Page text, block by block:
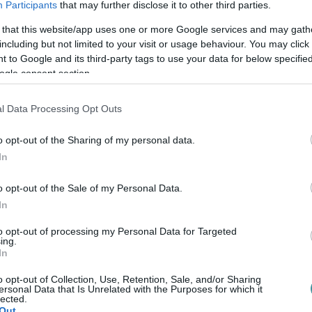
Participants that may further disclose it to other third parties.
that this website/app uses one or more Google services and may
but not limited to your visit or usage behaviour. You may
to Google and its third-party tags to use your data for below
consent section.
Data Processing Opt Outs
opt-out of the Sharing of my personal data.
opt-out of the Sale of my Personal Data.
opt-out of processing my Personal Data for Targeted
opt-out of Collection, Use, Retention, Sale, and/or Sharing
Data that Is Unrelated with the Purposes for which it
MELEGELLENESSÉ VÁLT PEDOFILTÖRVÉNYT
A Heves megyei településen határozatot fogadtak el,
amelyben arra kérik Orbán Viktort, "érvényesítse a
magyarok érdekeit, és ne engedjen a nemzetközi
nyomásnak" – írja a kormánypárti Magyar Nemzet....
KÖTELEZETTSÉGSZEGÉSI ELJÁRÁST INDÍTOTTAK
MAGYARORSZÁG ELLEN A HOMOFÓBBÁ TETT
Az Európai Bizottság kötelezettségszegési eljárásokat
pedofiltörvény és egy LMBTIQ-vonatkozású ...